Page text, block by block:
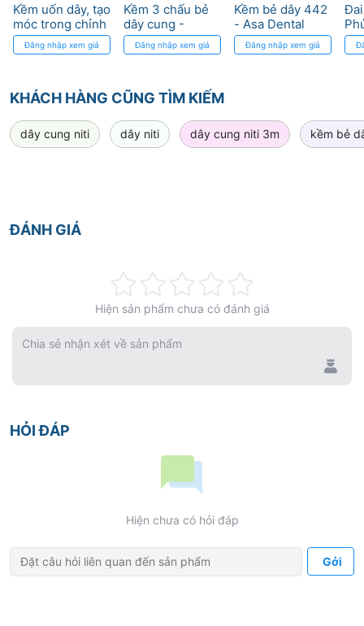
Kềm uốn dây, tạo
móc trong chỉnh
nha - Young's
plier Osung
Đăng nhập xem giá
Kềm 3 chấu bẻ
dây cung -
Three jaw plier
Osung
Đăng nhập xem giá
Kềm bẻ dây 442
- Asa Dental
Đăng nhập xem giá
Đai
KHÁCH HÀNG CŨNG TÌM KIẾM
dây cung niti dây niti dây cung niti 3m kềm bẻ
ĐÁNH GIÁ
0%
Hiện sản phẩm chưa có đánh giá
Chia sẻ nhận xét về sản phẩm
HỎI ĐÁP
Hiện chưa có hỏi đáp
Gởi